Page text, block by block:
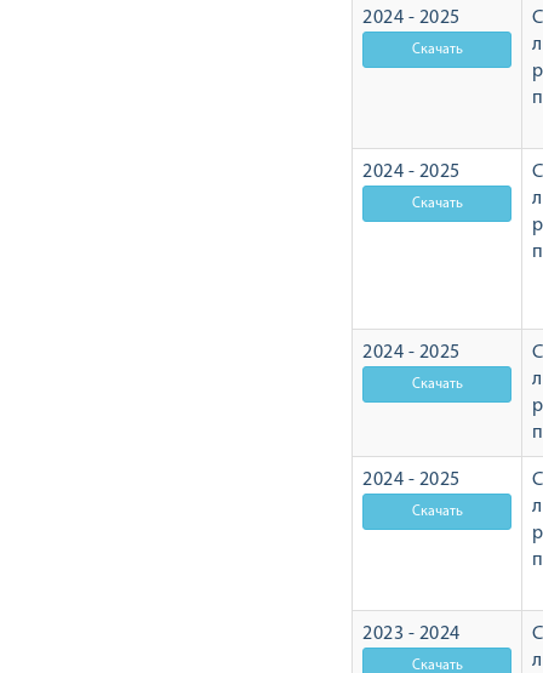
2024 - 2025
2024 - 2025
2024 - 2025
2024 - 2025
2023 - 2024